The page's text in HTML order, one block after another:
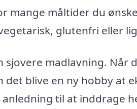
mange måltider du
glutenfri eller
madlavning. Når
blive en ny hobby at
til at inddrage